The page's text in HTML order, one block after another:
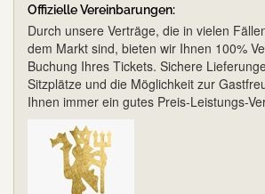
Offizielle Vereinbarungen:
Durch unsere Verträge, die in vielen
dem Markt sind, bieten wir Ihnen 100%
Buchung Ihres Tickets. Sichere
Sitzplätze und die Möglichkeit zur
Ihnen immer ein gutes Preis-Leistungs-